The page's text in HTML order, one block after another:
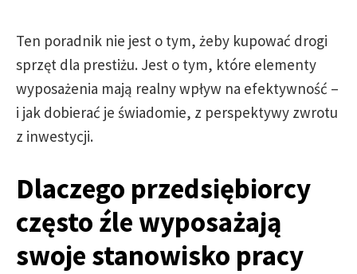
Ten poradnik nie jest o tym, żeby kupować drogi
sprzęt dla prestiżu. Jest o tym, które elementy
wyposażenia mają realny wpływ na efektywność –
i jak dobierać je świadomie, z perspektywy zwrotu
z inwestycji.
Dlaczego przedsiębiorcy
często źle wyposażają
swoje stanowisko pracy